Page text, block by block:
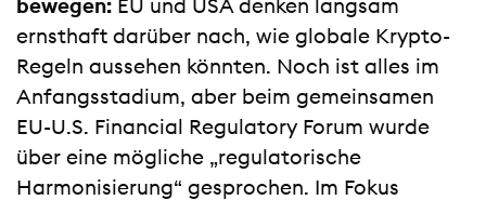
bewegen: EU und USA denken langsam
ernsthaft darüber nach, wie globale Krypto-
Regeln aussehen könnten. Noch ist alles im
Anfangsstadium, aber beim gemeinsamen
EU-U.S. Financial Regulatory Forum wurde
über eine mögliche „regulatorische
Harmonisierung“ gesprochen. Im Fokus